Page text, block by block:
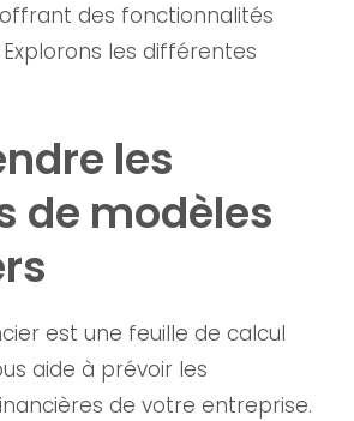
des fonctionnalités
les différentes
les
de modèles
est une feuille de calcul
aide à prévoir les
de votre entreprise.